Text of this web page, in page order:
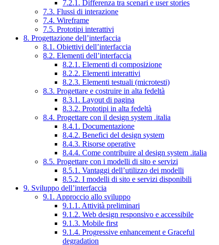
7.2.1. Differenza tra scenari e user stories
7.3. Flussi di interazione
7.4. Wireframe
7.5. Prototipi interattivi
8. Progettazione dell’interfaccia
8.1. Obiettivi dell’interfaccia
8.2. Elementi dell’interfaccia
8.2.1. Elementi di composizione
8.2.2. Elementi interattivi
8.2.3. Elementi testuali (microtesti)
8.3. Progettare e costruire in alta fedeltà
8.3.1. Layout di pagina
8.3.2. Prototipi in alta fedeltà
8.4. Progettare con il design system .italia
8.4.1. Documentazione
8.4.2. Benefici del design system
8.4.3. Risorse operative
8.4.4. Come contribuire al design system .italia
8.5. Progettare con i modelli di sito e servizi
8.5.1. Vantaggi dell’utilizzo dei modelli
8.5.2. I modelli di sito e servizi disponibili
9. Sviluppo dell’interfaccia
9.1. Approccio allo sviluppo
9.1.1. Attività preliminari
9.1.2. Web design responsivo e accessibile
9.1.3. Mobile first
9.1.4. Progressive enhancement e Graceful
degradation